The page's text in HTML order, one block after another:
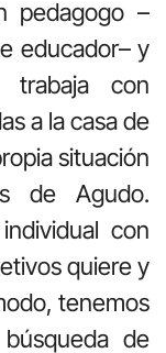
pedagogo –
educador– y
con
a la casa de
situación
de Agudo.
con
quiere y
tenemos
de